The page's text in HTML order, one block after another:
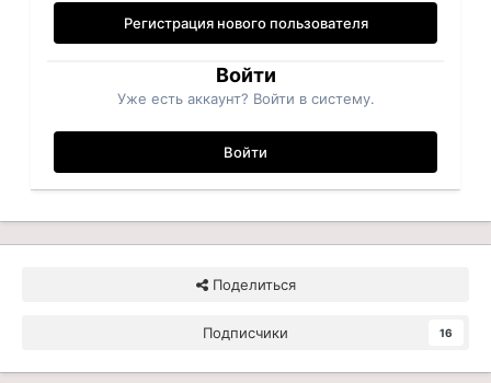
Регистрация нового пользователя
Войти
Уже есть аккаунт? Войти в систему.
Войти
Поделиться
Подписчики 16